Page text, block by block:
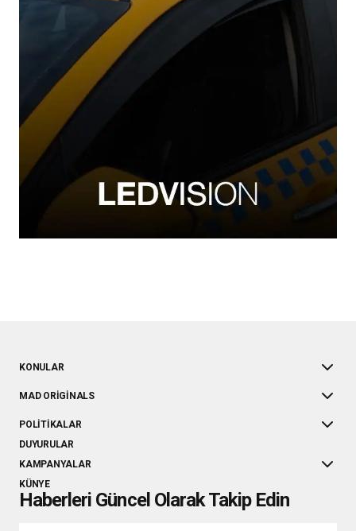
KONULAR
MAD ORIGINALS
POLITIKALAR
DUYURULAR
KAMPANYALAR
KÜNYE
Haberleri Güncel Olarak Takip Edin